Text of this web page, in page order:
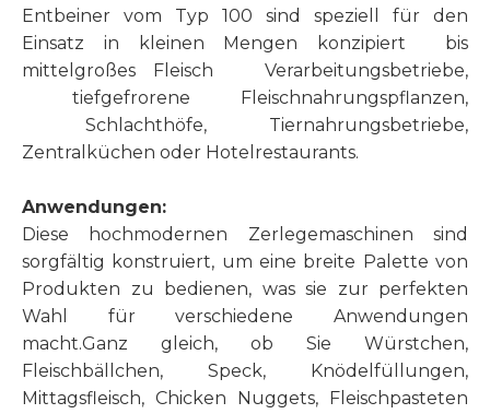
Entbeiner vom Typ 100 sind speziell für den
Einsatz in kleinen Mengen konzipiert bis
mittelgroßes Fleisch Verarbeitungsbetriebe,
tiefgefrorene Fleischnahrungspflanzen,
Schlachthöfe, Tiernahrungsbetriebe,
Zentralküchen oder Hotelrestaurants.
Anwendungen:
Diese hochmodernen Zerlegemaschinen sind
sorgfältig konstruiert, um eine breite Palette von
Produkten zu bedienen, was sie zur perfekten
Wahl für verschiedene Anwendungen
macht.Ganz gleich, ob Sie Würstchen,
Fleischbällchen, Speck, Knödelfüllungen,
Mittagsfleisch, Chicken Nuggets, Fleischpasteten